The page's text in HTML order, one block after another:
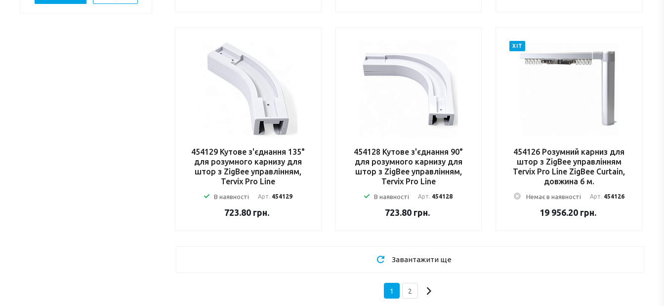
454129 Кутове з'єднання 135°
для розумного карнизу для
штор з ZigBee управлінням,
Tervix Pro Line
В наявності Арт. 454129
723.80 грн.
454128 Кутове з'єднання 90°
для розумного карнизу для
штор з ZigBee управлінням,
Tervix Pro Line
В наявності Арт. 454128
723.80 грн.
ХІТ
454126 Розумний карниз для
штор з ZigBee управлінням
Tervix Pro Line ZigBee Curtain,
довжина 6 м.
Немає в наявності Арт. 454126
19 956.20 грн.
Завантажити ще
1 2